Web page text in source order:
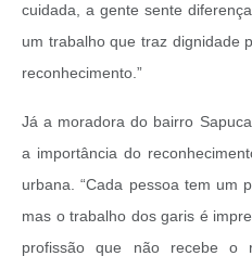
cuidada, a gente sente
um trabalho que traz dignidade
reconhecimento.”
Já a moradora do bairro
a importância do
urbana. “Cada pessoa tem um
mas o trabalho dos garis é
profissão que não recebe o